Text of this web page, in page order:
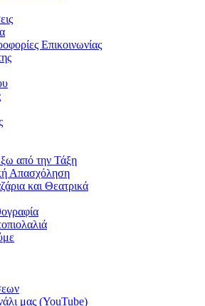
Επικοινωνίας
από την Τάξη
Απασχόληση
και Θεατρικά
μας (YouTube)